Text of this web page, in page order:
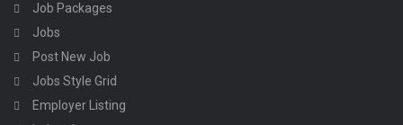
Job Packages
Jobs
Post New Job
Jobs Style Grid
Employer Listing